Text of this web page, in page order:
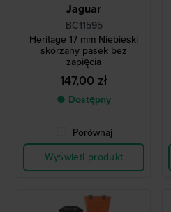
Jaguar
BC11595
Heritage 17 mm Niebieski
skórzany pasek bez
zapięcia
147,00 zł
● Dostępny
Porównaj
Wyświetl produkt